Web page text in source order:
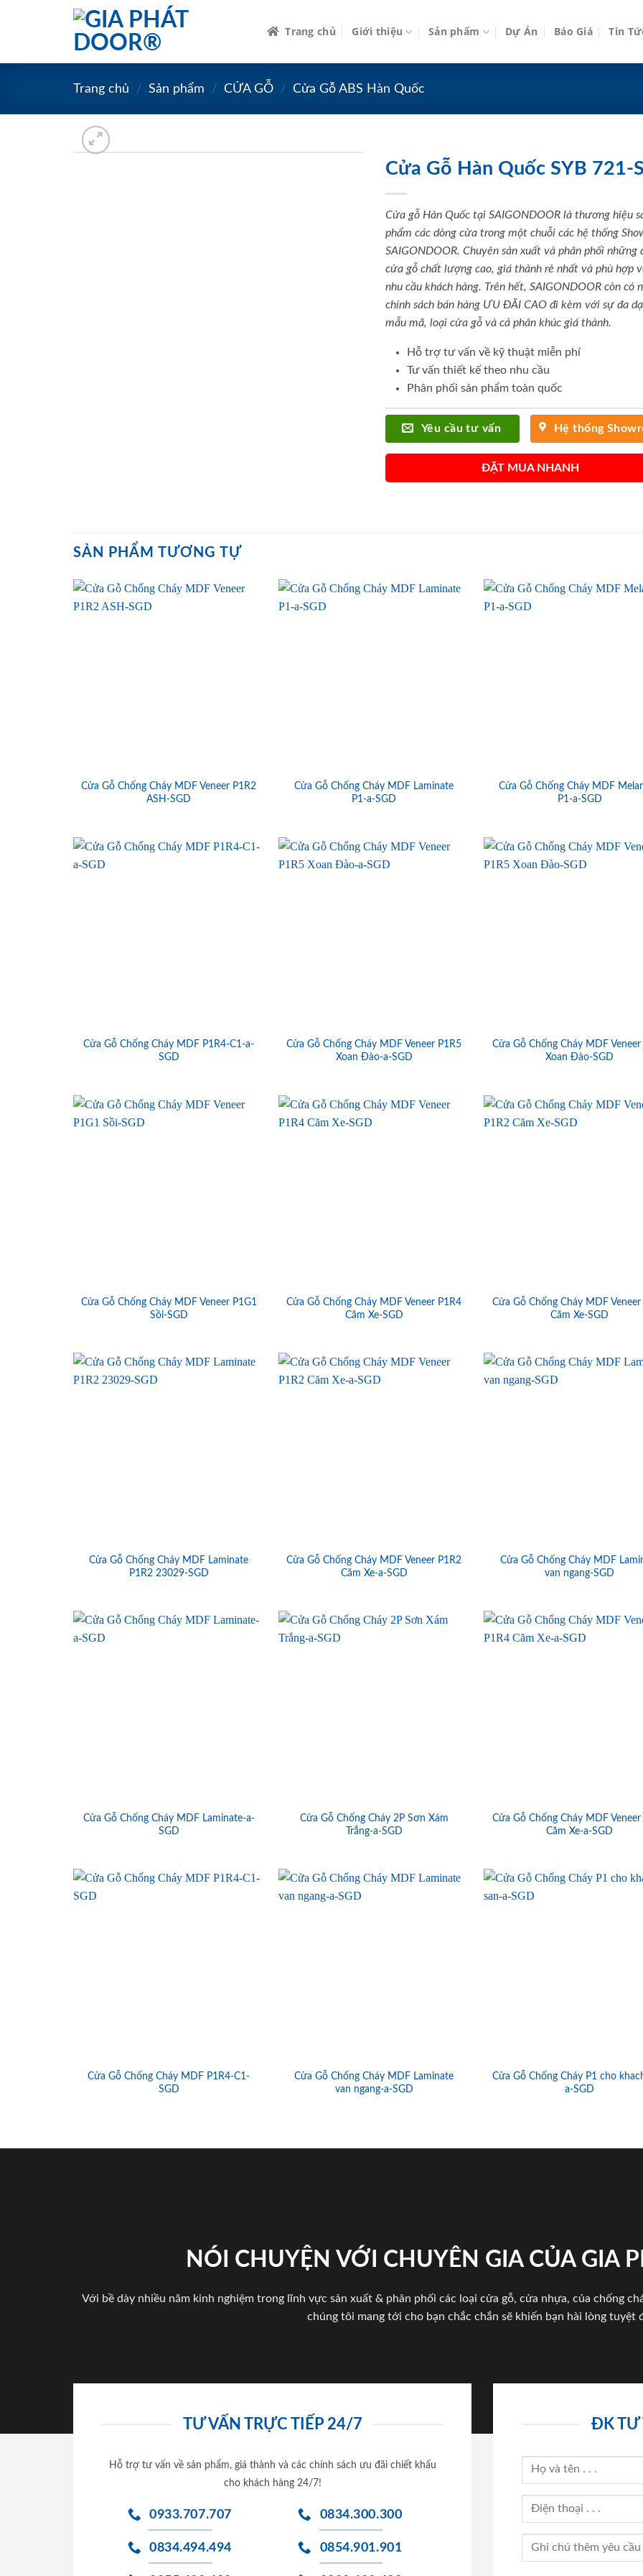
Trang chủ Giới thiệu Sản phẩm Dự Án Báo Giá Tin
Trang chủ / Sản phẩm / CỬA GỖ / Cửa Gỗ ABS Hàn Quốc
Cửa Gỗ Hàn Quốc SYB 721-
Cửa gỗ Hàn Quốc tại SAIGONDOOR là thương hiệu
phẩm các dòng cửa trong một chuỗi các hệ thống
SAIGONDOOR. Chuyên sản xuất và phân phối những
cửa gỗ chất lượng cao, giá thành rẻ nhất và phù hợp
nhu cầu khách hàng. Trên hết, SAIGONDOOR còn có
chính sách bán hàng ƯU ĐÃI CAO đi kèm với sự đa
mẫu mã, loại cửa gỗ và cả phân khúc giá thành.
Hỗ trợ tư vấn về kỹ thuật miễn phí
Tư vấn thiết kế theo nhu cầu
Phân phối sản phẩm toàn quốc
Yêu cầu tư vấn Hệ thống
ĐẶT MUA NHANH
SẢN PHẨM TƯƠNG TỰ
Cửa Gỗ Chống Cháy MDF Veneer P1R2
ASH-SGD
Cửa Gỗ Chống Cháy MDF Laminate
P1-a-SGD
Cửa Gỗ Chống Cháy MDF
P1-a-SGD
Cửa Gỗ Chống Cháy MDF P1R4-C1-a-
SGD
Cửa Gỗ Chống Cháy MDF Veneer P1R5
Xoan Đào-a-SGD
Cửa Gỗ Chống Cháy MDF Veneer
Xoan Đào-SGD
Cửa Gỗ Chống Cháy MDF Veneer P1G1
Sồi-SGD
Cửa Gỗ Chống Cháy MDF Veneer P1R4
Căm Xe-SGD
Cửa Gỗ Chống Cháy MDF Veneer
Căm Xe-SGD
Cửa Gỗ Chống Cháy MDF Laminate
P1R2 23029-SGD
Cửa Gỗ Chống Cháy MDF Veneer P1R2
Căm Xe-a-SGD
Cửa Gỗ Chống Cháy MDF
van ngang-SGD
Cửa Gỗ Chống Cháy MDF Laminate-a-
SGD
Cửa Gỗ Chống Cháy 2P Sơn Xám
Trắng-a-SGD
Cửa Gỗ Chống Cháy MDF Veneer
Căm Xe-a-SGD
Cửa Gỗ Chống Cháy MDF P1R4-C1-
SGD
Cửa Gỗ Chống Cháy MDF Laminate
van ngang-a-SGD
Cửa Gỗ Chống Cháy P1 cho
a-SGD
NÓI CHUYỆN VỚI CHUYÊN GIA CỦA GIA
Với bề dày nhiều năm kinh nghiệm trong lĩnh vực sản xuất & phân phối các loại cửa gỗ, cửa nhựa, của chống
chúng tôi mang tới cho bạn chắc chắn sẽ khiến bạn hài lòng tuyệt
TƯ VẤN TRỰC TIẾP 24/7
Hỗ trợ tư vấn về sản phẩm, giá thành và các chính sách ưu đãi chiết khấu
cho khách hàng 24/7!
0933.707.707
0834.494.494
0834.300.300
0854.901.901
ĐK TƯ